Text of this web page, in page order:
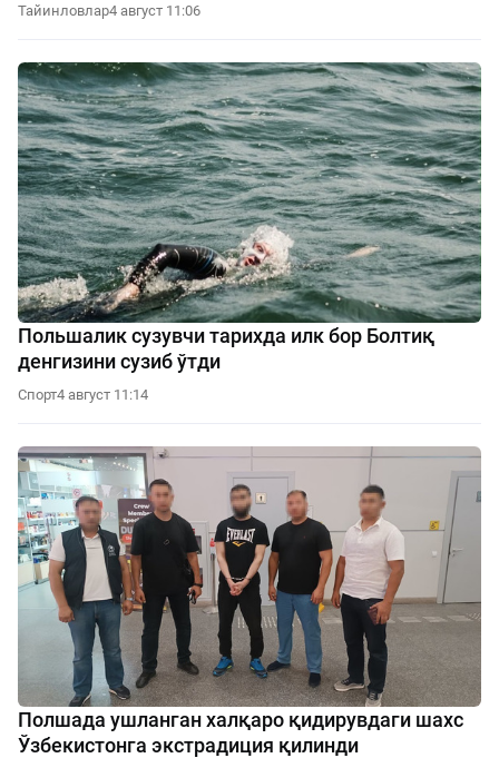
Тайинловлар4 август 11:06
Польшалик сузувчи тарихда илк бор Болтиқ
денгизини сузиб ўтди
Спорт4 август 11:14
Полшада ушланган халқаро қидирувдаги шахс
Ўзбекистонга экстрадиция қилинди